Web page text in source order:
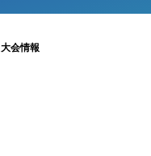
大会情報